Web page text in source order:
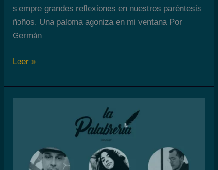
siempre grandes reflexiones en nuestros paréntesis
ñoños. Una paloma agoniza en mi ventana Por
Germán
La
Episodio
Leer »